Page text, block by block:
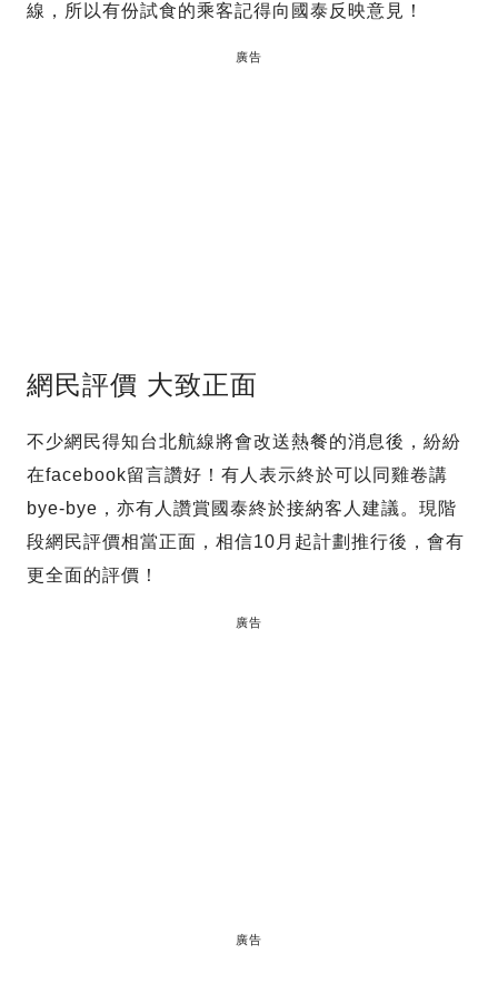
線，所以有份試食的乘客記得向國泰反映意見！
廣告
網民評價 大致正面
不少網民得知台北航線將會改送熱餐的消息後，紛紛
在facebook留言讚好！有人表示終於可以同雞卷講
bye-bye，亦有人讚賞國泰終於接納客人建議。現階
段網民評價相當正面，相信10月起計劃推行後，會有
更全面的評價！
廣告
廣告